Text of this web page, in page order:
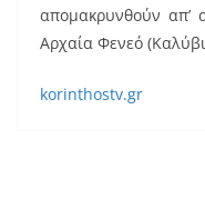
απομακρυνθούν απ’
Αρχαία Φενεό
korinthostv.gr